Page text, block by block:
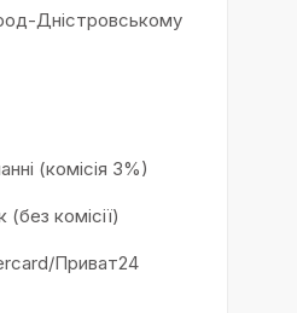
Дністровському
(комісія 3%)
комісії)
Приват24